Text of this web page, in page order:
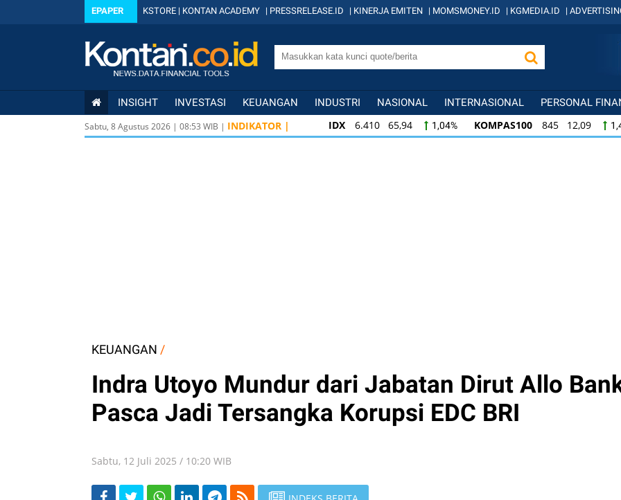
EPAPER KSTORE | KONTAN ACADEMY | PRESSRELEASE.ID | KINERJA EMITEN | MOMSMONEY.ID | KGMEDIA.ID |
INSIGHT INVESTASI KEUANGAN INDUSTRI NASIONAL INTERNASIONAL PERSONAL
Sabtu, 8 Agustus 2026 | 08:53 WIB | INDIKATOR | IDX 6.410 65,94 1,04% KOMPAS100 845 12,09
KOMPAS100 845 12,09 1,45% LQ45 640 9,44
KEUANGAN /
Indra Utoyo Mundur dari Jabatan Dirut Allo
Pasca Jadi Tersangka Korupsi EDC BRI
Sabtu, 12 Juli 2025 / 10:20 WIB